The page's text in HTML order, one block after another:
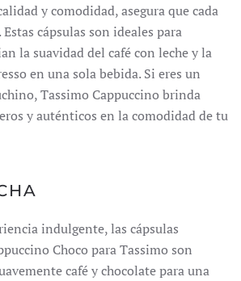
y comodidad, asegura que cada
Estas cápsulas son ideales para
la suavidad del café con leche y la
en una sola bebida.Si eres un
Tassimo Cappuccino brinda
y auténticos en la comodidad de tu
indulgente, las cápsulas
Choco para Tassimo son
café y chocolate para una